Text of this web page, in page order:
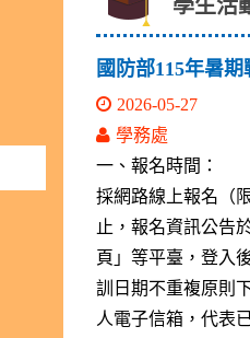
學生活
國防部115年暑
2026-05-27
學務處
一、報名時間：
採網路線上報名（
止，報名資訊公告
頁」等平臺，登入
訓日期不重複原則
人電子信箱，代表